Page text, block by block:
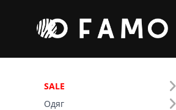
SALE
Одяг